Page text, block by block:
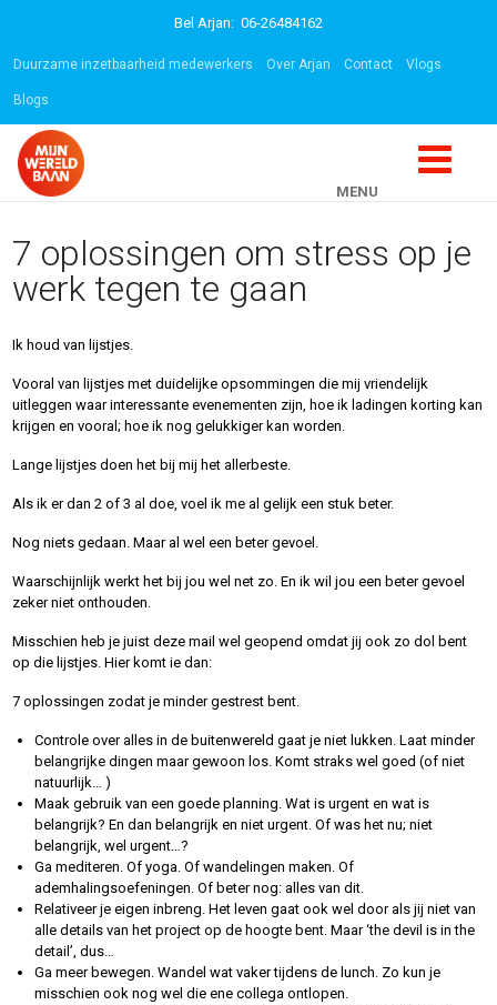
Bel Arjan: 06-26484162
Duurzame inzetbaarheid medewerkers Over Arjan Contact Vlogs
Blogs
MENU
Interne en externe
mobiliteit vanuit het hart
7 oplossingen om stress op je
werk tegen te gaan
Ik houd van lijstjes.
Vooral van lijstjes met duidelijke opsommingen die mij vriendelijk
uitleggen waar interessante evenementen zijn, hoe ik ladingen korting kan
krijgen en vooral; hoe ik nog gelukkiger kan worden.
Lange lijstjes doen het bij mij het allerbeste.
Als ik er dan 2 of 3 al doe, voel ik me al gelijk een stuk beter.
Nog niets gedaan. Maar al wel een beter gevoel.
Waarschijnlijk werkt het bij jou wel net zo. En ik wil jou een beter gevoel
zeker niet onthouden.
Misschien heb je juist deze mail wel geopend omdat jij ook zo dol bent
op die lijstjes. Hier komt ie dan:
7 oplossingen zodat je minder gestrest bent.
Controle over alles in de buitenwereld gaat je niet lukken. Laat minder
belangrijke dingen maar gewoon los. Komt straks wel goed (of niet
natuurlijk… )
Maak gebruik van een goede planning. Wat is urgent en wat is
belangrijk? En dan belangrijk en niet urgent. Of was het nu; niet
belangrijk, wel urgent…?
Ga mediteren. Of yoga. Of wandelingen maken. Of
ademhalingsoefeningen. Of beter nog: alles van dit.
Relativeer je eigen inbreng. Het leven gaat ook wel door als jij niet van
alle details van het project op de hoogte bent. Maar ‘the devil is in the
detail’, dus…
Ga meer bewegen. Wandel wat vaker tijdens de lunch. Zo kun je
misschien ook nog wel die ene collega ontlopen.